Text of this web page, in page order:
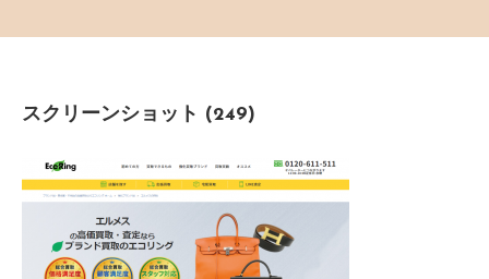
スクリーンショット (249)